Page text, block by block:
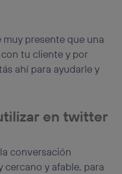
muy presente que una
tu cliente y por
ahí para ayudarle y
en twitter
conversación
cercano y afable, para